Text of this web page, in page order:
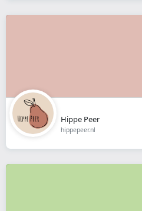
Hippe Peer
hippepeer.nl